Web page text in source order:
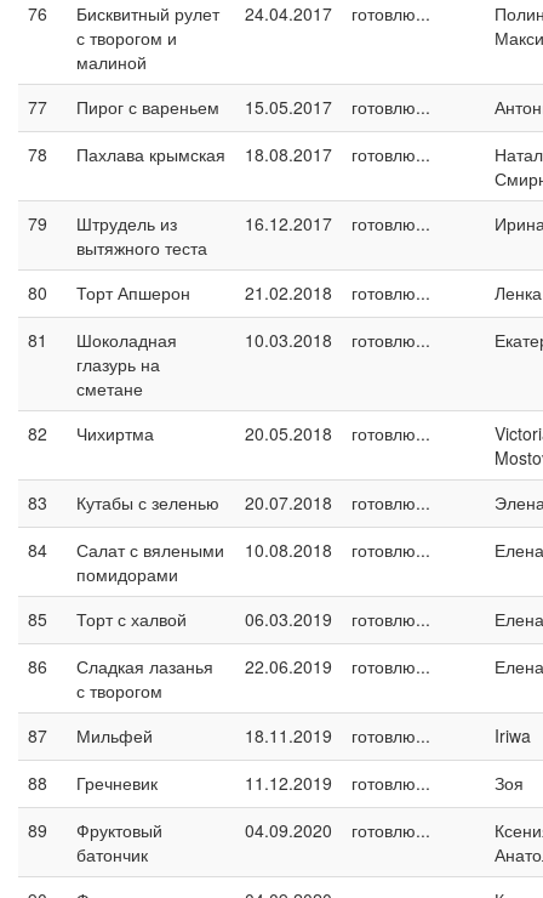
76
Бисквитный рулет
с творогом и
малиной
24.04.2017 готовлю...
77 Пирог с вареньем 15.05.2017 готовлю...
78
Пахлава крымская 18.08.2017 готовлю...
79
Штрудель из
вытяжного теста
16.12.2017 готовлю...
80 Торт Апшерон 21.02.2018 готовлю...
81
Шоколадная
глазурь на
сметане
10.03.2018 готовлю...
82 Чихиртма 20.05.2018 готовлю...
83
Кутабы с зеленью 20.07.2018 готовлю...
84
Салат с вялеными
помидорами
10.08.2018 готовлю...
85 Торт с халвой 06.03.2019 готовлю...
Елена
86
Сладкая лазанья
с творогом
22.06.2019 готовлю...
87 Мильфей 18.11.2019 готовлю...
Iriwa
88
Гречневик 11.12.2019 готовлю...
Зоя
89
Фруктовый
батончик
04.09.2020 готовлю...